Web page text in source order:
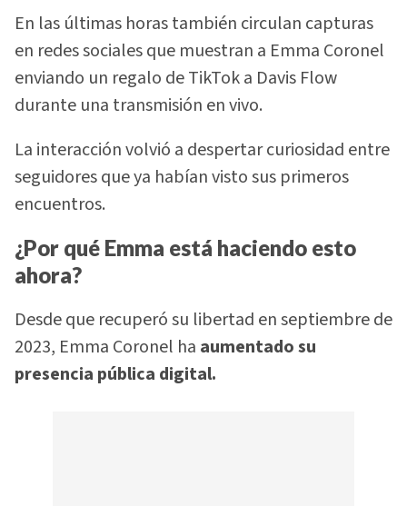
En las últimas horas también circulan capturas
en redes sociales que muestran a Emma Coronel
enviando un regalo de TikTok a Davis Flow
durante una transmisión en vivo.
La interacción volvió a despertar curiosidad entre
seguidores que ya habían visto sus primeros
encuentros.
¿Por qué Emma está haciendo esto
ahora?
Desde que recuperó su libertad en septiembre de
2023, Emma Coronel ha aumentado su
presencia pública digital.